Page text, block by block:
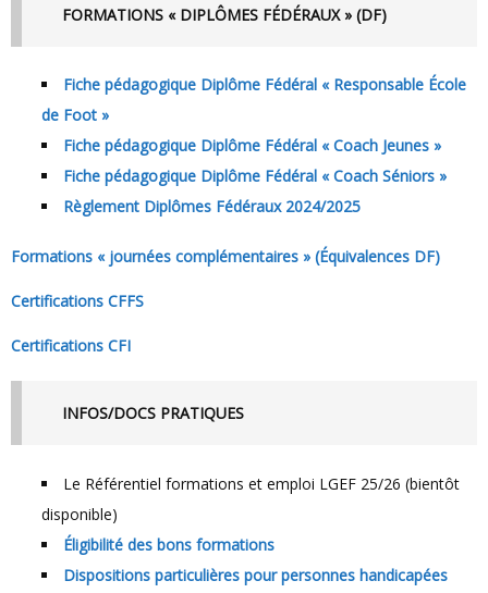
FORMATIONS « DIPLÔMES FÉDÉRAUX » (DF)
Fiche pédagogique Diplôme Fédéral « Responsable École
de Foot »
Fiche pédagogique Diplôme Fédéral « Coach Jeunes »
Fiche pédagogique Diplôme Fédéral « Coach Séniors »
Règlement Diplômes Fédéraux 2024/2025
Formations « journées complémentaires » (Équivalences DF)
Certifications CFFS
Certifications CFI
INFOS/DOCS PRATIQUES
Le Référentiel formations et emploi LGEF 25/26 (bientôt
disponible)
Éligibilité des bons formations
Dispositions particulières pour personnes handicapées